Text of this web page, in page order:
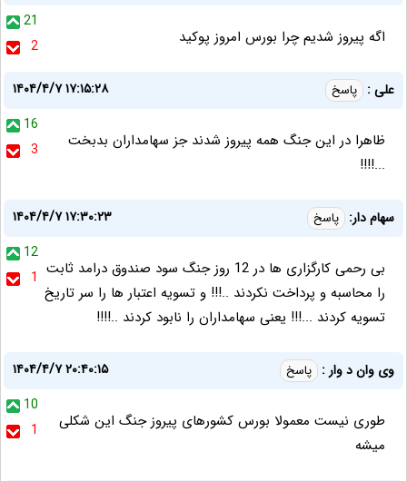
21
2
اگه پیروز شدیم چرا بورس امروز پوکید
علی : پاسخ
۱۴۰۴/۴/۷ ۱۷:۱۵:۲۸
16
3
ظاهرا در این جنگ همه پیروز شدند جز سهامداران بدبخت
...!!!!
سهام دار: پاسخ
۱۴۰۴/۴/۷ ۱۷:۳۰:۲۳
12
1 بی رحمی کارگزاری ها در 12 روز جنگ سود صندوق درامد ثابت
را محاسبه و پرداخت نکردند ..!!! و تسویه اعتبار ها را سر تاریخ
تسویه کردند ...!!! یعنی سهامداران را نابود کردند ..!!!!
وی وان د وار : پاسخ
۱۴۰۴/۴/۷ ۲۰:۴۰:۱۵
10
1
طوری نیست معمولا بورس کشورهای پیروز جنگ این شکلی
میشه